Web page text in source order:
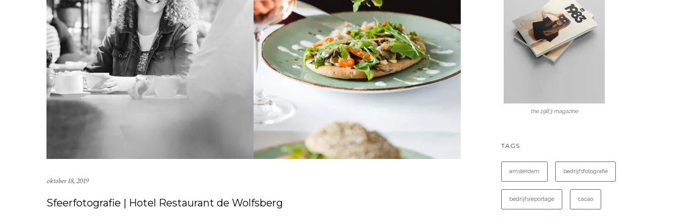
oktober 18, 2019
Sfeerfotografie | Hotel Restaurant de Wolfsberg
the 1983 magazine
TAGS
amsterdam bedrijfsfotografie
bedrijfsreportage cacao